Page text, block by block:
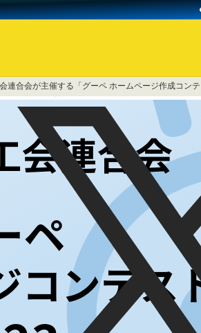
連合会が主催する「グーペ ホームページ作成コン
2023」開催